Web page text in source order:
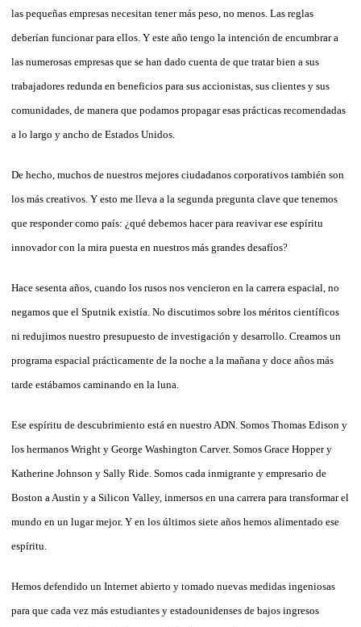
las pequeñas empresas necesitan tener más peso, no menos. Las reglas
deberían funcionar para ellos. Y este año tengo la intención de encumbrar a
las numerosas empresas que se han dado cuenta de que tratar bien a sus
trabajadores redunda en beneficios para sus accionistas, sus clientes y sus
comunidades, de manera que podamos propagar esas prácticas recomendadas
a lo largo y ancho de Estados Unidos.
De hecho, muchos de nuestros mejores ciudadanos corporativos también son
los más creativos. Y esto me lleva a la segunda pregunta clave que tenemos
que responder como país: ¿qué debemos hacer para reavivar ese espíritu
innovador con la mira puesta en nuestros más grandes desafíos?
Hace sesenta años, cuando los rusos nos vencieron en la carrera espacial, no
negamos que el Sputnik existía. No discutimos sobre los méritos científicos
ni redujimos nuestro presupuesto de investigación y desarrollo. Creamos un
programa espacial prácticamente de la noche a la mañana y doce años más
tarde estábamos caminando en la luna.
Ese espíritu de descubrimiento está en nuestro ADN. Somos Thomas Edison y
los hermanos Wright y George Washington Carver. Somos Grace Hopper y
Katherine Johnson y Sally Ride. Somos cada inmigrante y empresario de
Boston a Austin y a Silicon Valley, inmersos en una carrera para transformar el
mundo en un lugar mejor. Y en los últimos siete años hemos alimentado ese
espíritu.
Hemos defendido un Internet abierto y tomado nuevas medidas ingeniosas
para que cada vez más estudiantes y estadounidenses de bajos ingresos